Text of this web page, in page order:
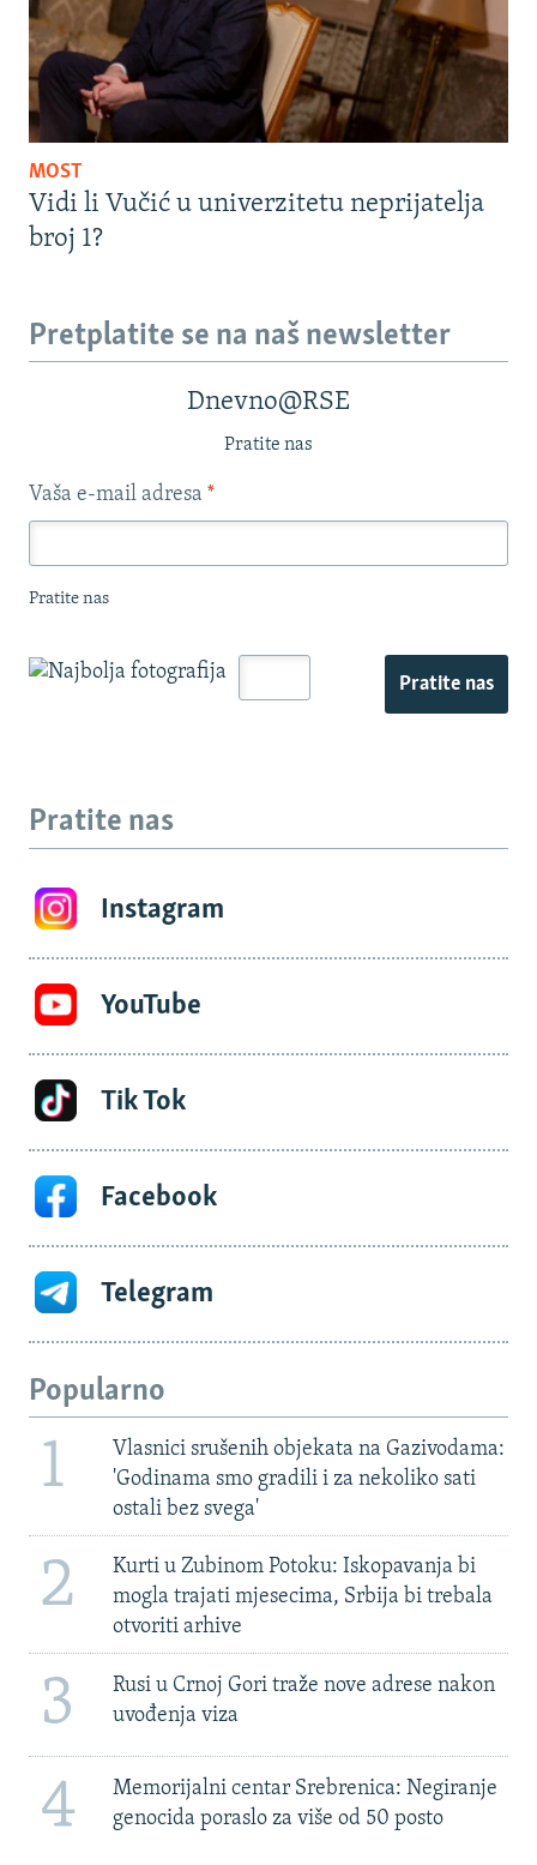
MOST
Vidi li Vučić u univerzitetu neprijatelja
broj 1?
Pretplatite se na naš newsletter
Dnevno@RSE
Pratite nas
Vaša e-mail adresa *
Pratite nas
Pratite nas
Pratite nas
Instagram
YouTube
Tik Tok
Facebook
Telegram
Popularno
1
Vlasnici srušenih objekata na Gazivodama:
'Godinama smo gradili i za nekoliko sati
ostali bez svega'
2
Kurti u Zubinom Potoku: Iskopavanja bi
mogla trajati mjesecima, Srbija bi trebala
otvoriti arhive
3
Rusi u Crnoj Gori traže nove adrese nakon
uvođenja viza
4
Memorijalni centar Srebrenica: Negiranje
genocida poraslo za više od 50 posto